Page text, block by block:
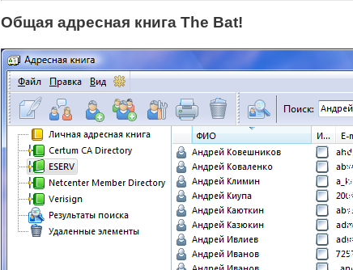
Общая адресная книга The Bat!